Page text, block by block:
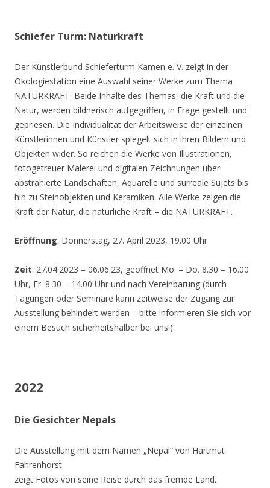
Schiefer Turm: Naturkraft
Der Künstlerbund Schieferturm Kamen e. V. zeigt in der
Ökologiestation eine Auswahl seiner Werke zum Thema
NATURKRAFT. Beide Inhalte des Themas, die Kraft und die
Natur, werden bildnerisch aufgegriffen, in Frage gestellt und
gepriesen. Die Individualität der Arbeitsweise der einzelnen
Künstlerinnen und Künstler spiegelt sich in ihren Bildern und
Objekten wider. So reichen die Werke von Illustrationen,
fotogetreuer Malerei und digitalen Zeichnungen über
abstrahierte Landschaften, Aquarelle und surreale Sujets bis
hin zu Steinobjekten und Keramiken. Alle Werke zeigen die
Kraft der Natur, die natürliche Kraft – die NATURKRAFT.
Eröffnung: Donnerstag, 27. April 2023, 19.00 Uhr
Zeit: 27.04.2023 – 06.06.23, geöffnet Mo. – Do. 8.30 – 16.00
Uhr, Fr. 8.30 – 14.00 Uhr und nach Vereinbarung (durch
Tagungen oder Seminare kann zeitweise der Zugang zur
Ausstellung behindert werden – bitte informieren Sie sich vor
einem Besuch sicherheitshalber bei uns!)
2022
Die Gesichter Nepals
Die Ausstellung mit dem Namen „Nepal“ von Hartmut
Fahrenhorst
zeigt Fotos von seine Reise durch das fremde Land.